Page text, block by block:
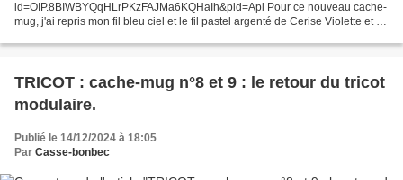
id=OIP.8BIWBYQqHLrPKzFAJMa6KQHaIh&pid=Api Pour ce nouveau cache-
mug, j'ai repris mon fil bleu ciel et le fil pastel argenté de Cerise Violette et un
TRICOT : cache-mug n°8 et 9 : le retour du tricot
modulaire.
Publié le 14/12/2024 à 18:05
Par Casse-bonbec